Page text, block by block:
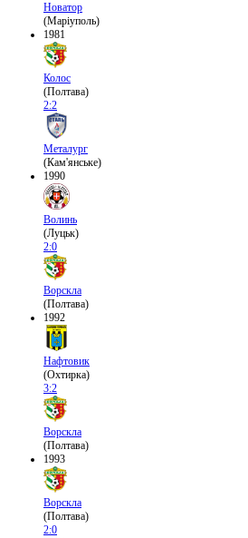
Новатор
(Маріуполь)
1981
Колос
(Полтава)
2:2
Металург
(Кам'янське)
1990
Волинь
(Луцьк)
2:0
Ворскла
(Полтава)
1992
Нафтовик
(Охтирка)
3:2
Ворскла
(Полтава)
1993
Ворскла
(Полтава)
2:0